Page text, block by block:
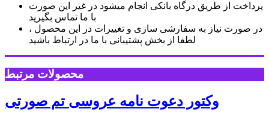
پرداخت از طریق درگاه بانکی انجام میشود در غیر این صورت
با ما تماس بگیرید
در صورت نیاز به سفارشی سازی و تغییرات در این محصول ،
لطفا از بخش پشتیبانی با ما در ارتباط باشید
محصولات مرتبط
وکتور دعوت نامه عروسی تم صورتی